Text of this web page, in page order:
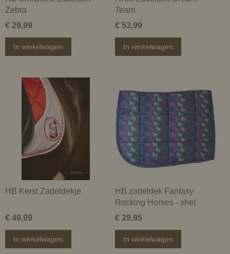
Zebra
€ 29,99
In winkelwagen
Team
€ 53,99
In winkelwagen
HB Kerst Zadeldekje
€ 49,99
In winkelwagen
HB zadeldek Fantasy
Rocking Horses - shet
€ 29,95
In winkelwagen